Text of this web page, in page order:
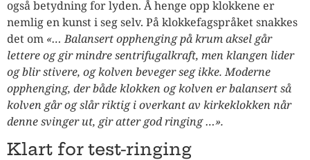
også betydning for lyden. Å henge opp klokkene er
nemlig en kunst i seg selv. På klokkefagspråket snakkes
det om «… Balansert opphenging på krum aksel går
lettere og gir mindre sentrifugalkraft, men klangen lider
og blir stivere, og kolven beveger seg ikke. Moderne
opphenging, der både klokken og kolven er balansert så
kolven går og slår riktig i overkant av kirkeklokken når
denne svinger ut, gir atter god ringing …».
Klart for test-ringing